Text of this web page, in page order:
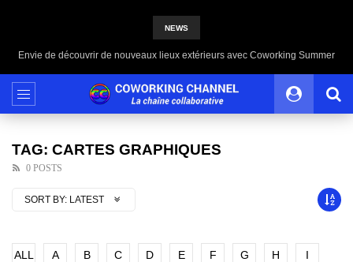
NEWS
Envie de découvrir de nouveaux lieux extérieurs avec Coworking Summer
TAG: CARTES GRAPHIQUES
0 POSTS
SORT BY: LATEST
ALL A B C D E F G H I